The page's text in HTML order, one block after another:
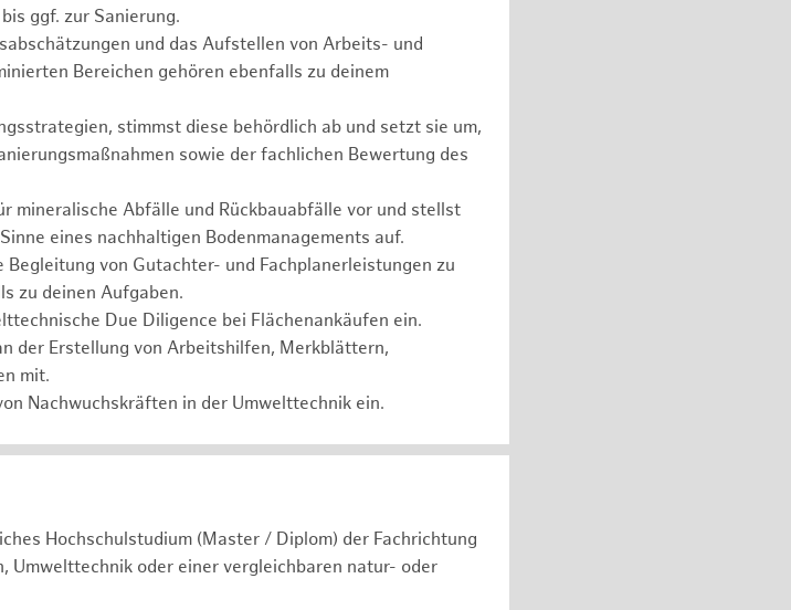
ggf. zur Sanierung.
und das Aufstellen von Arbeits- und
Bereichen gehören ebenfalls zu deinem
stimmst diese behördlich ab und setzt sie um,
sowie der fachlichen Bewertung des
mineralische Abfälle und Rückbauabfälle vor und stellst
eines nachhaltigen Bodenmanagements auf.
von Gutachter- und Fachplanerleistungen zu
zu deinen Aufgaben.
Due Diligence bei Flächenankäufen ein.
der Erstellung von Arbeitshilfen, Merkblättern,
mit.
Nachwuchskräften in der Umwelttechnik ein.
Hochschulstudium (Master / Diplom) der Fachrichtung
Umwelttechnik oder einer vergleichbaren natur- oder